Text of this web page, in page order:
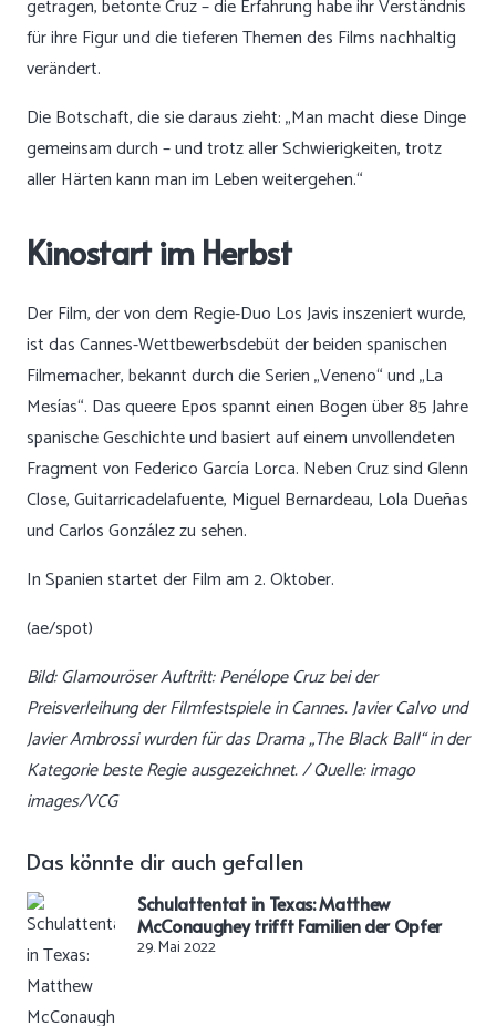
getragen, betonte Cruz – die Erfahrung habe ihr Verständnis
für ihre Figur und die tieferen Themen des Films nachhaltig
verändert.
Die Botschaft, die sie daraus zieht: „Man macht diese Dinge
gemeinsam durch – und trotz aller Schwierigkeiten, trotz
aller Härten kann man im Leben weitergehen.“
Kinostart im Herbst
Der Film, der von dem Regie-Duo Los Javis inszeniert wurde,
ist das Cannes-Wettbewerbsdebüt der beiden spanischen
Filmemacher, bekannt durch die Serien „Veneno“ und „La
Mesías“. Das queere Epos spannt einen Bogen über 85 Jahre
spanische Geschichte und basiert auf einem unvollendeten
Fragment von Federico García Lorca. Neben Cruz sind Glenn
Close, Guitarricadelafuente, Miguel Bernardeau, Lola Dueñas
und Carlos González zu sehen.
In Spanien startet der Film am 2. Oktober.
(ae/spot)
Bild: Glamouröser Auftritt: Penélope Cruz bei der
Preisverleihung der Filmfestspiele in Cannes. Javier Calvo und
Javier Ambrossi wurden für das Drama „The Black Ball“ in der
Kategorie beste Regie ausgezeichnet. / Quelle: imago
images/VCG
Das könnte dir auch gefallen
Schulattentat in Texas: Matthew
McConaughey trifft Familien der Opfer
29. Mai 2022